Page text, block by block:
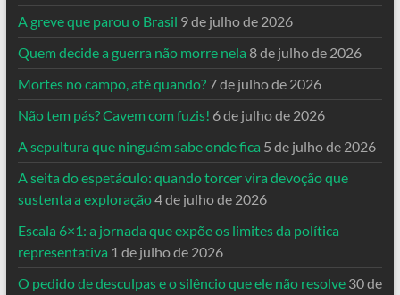
A greve que parou o Brasil 9 de julho de 2026
Quem decide a guerra não morre nela 8 de julho de 2026
Mortes no campo, até quando? 7 de julho de 2026
Não tem pás? Cavem com fuzis! 6 de julho de 2026
A sepultura que ninguém sabe onde fica 5 de julho de 2026
A seita do espetáculo: quando torcer vira devoção que
sustenta a exploração4 de julho de 2026
Escala 6×1: a jornada que expõe os limites da política
representativa 1 de julho de 2026
O pedido de desculpas e o silêncio que ele não resolve 30 de